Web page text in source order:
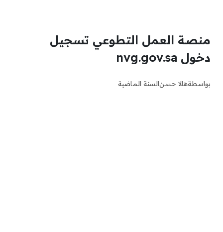
منصة العمل التطوعي تسجيل
دخول nvg.gov.sa
بواسطةهالا حسنالسنة الماضية